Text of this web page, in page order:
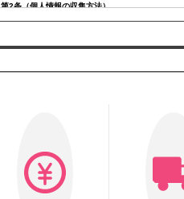
第2条（個人情報の収集方法）
｢提携先｣といいます。）などから収集することが
広告，宣伝，マーケティングへの活用のため
利用規約に違反したユーザーや，不正・不当な
ユーザーにご自身の登録情報の閲覧や変更，削除
有料サービスにおいて，ユーザーに利用料金を請